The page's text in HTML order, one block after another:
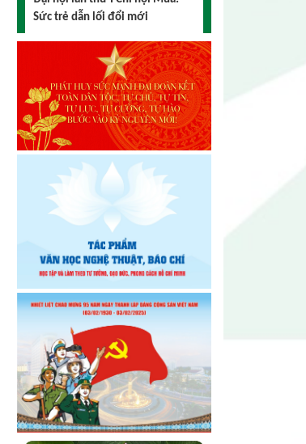
Đại hội lần thứ I Chi hội Nhiếp
2026 – 2031 thành công tốt đẹp
Chi hội Âm nhạc Đông Đắk Lắk
tổ chức Đại hội lần thứ I, nhiệm
kỳ 2026 – 2031
Đại hội Chi hội Văn học Đông
Đắk Lắk nhiệm kỳ 2026 – 2031:
Vững bước trong giai đoạn mới